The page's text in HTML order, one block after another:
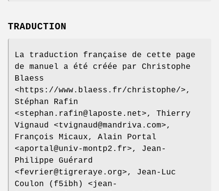
TRADUCTION
La traduction française de cette page
de manuel a été créée par Christophe
Blaess
<https://www.blaess.fr/christophe/>,
Stéphan Rafin
<stephan.rafin@laposte.net>, Thierry
Vignaud <tvignaud@mandriva.com>,
François Micaux, Alain Portal
<aportal@univ-montp2.fr>, Jean-
Philippe Guérard
<fevrier@tigreraye.org>, Jean-Luc
Coulon (f5ibh) <jean-